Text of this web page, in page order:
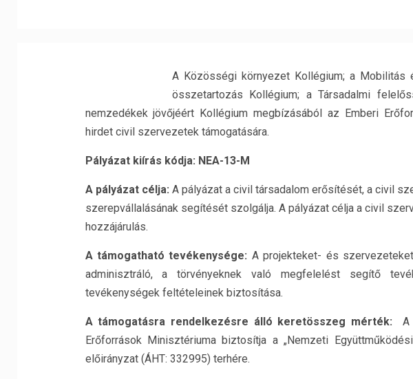
A Közösségi környezet Kollégium; a Mobilitás
összetartozás Kollégium; a Társadalmi
nemzedékek jövőjéért Kollégium megbízásából az Emberi
hirdet civil szervezetek támogatására.
Pályázat kiírás kódja: NEA-13-M
A pályázat célja: A pályázat a civil társadalom erősítését, a civil
szerepvállalásának segítését szolgálja. A pályázat célja a civil
hozzájárulás.
A támogatható tevékenysége: A projekteket- és
adminisztráló, a törvényeknek való megfelelést segítő
tevékenységek feltételeinek biztosítása.
A támogatásra rendelkezésre álló keretösszeg mérték:A
Erőforrások Minisztériuma biztosítja a „Nemzeti
előirányzat (ÁHT: 332995) terhére.